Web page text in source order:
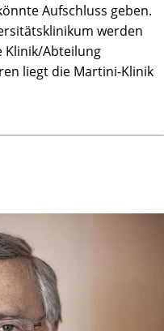
Aufschluss geben.
werden
Klinik/Abteilung
liegt die Martini-Klinik